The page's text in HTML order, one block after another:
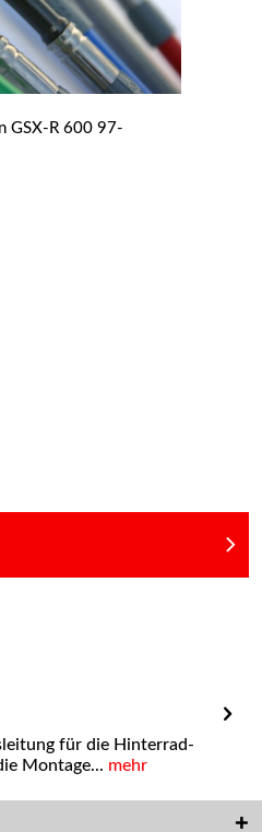
GSX-R 600 97-
für die Hinterrad-
Montage... mehr